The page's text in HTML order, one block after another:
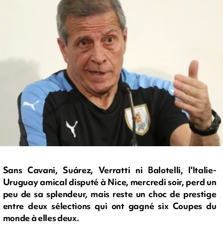
Sans Cavani, Suárez, Verratti ni Balotelli, l'Italie-
Uruguay amical disputé à Nice, mercredi soir, perd un
peu de sa splendeur, mais reste un choc de prestige
entre deux sélections qui ont gagné six Coupes du
monde à elles deux.